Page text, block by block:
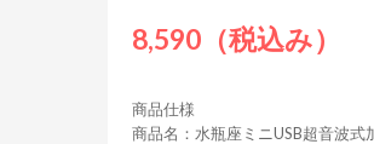
8,590（税込み）
商品仕様
商品名：水瓶座ミニUSB超音波式